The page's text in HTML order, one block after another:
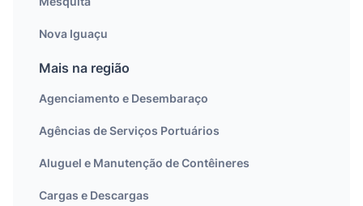
Nova Iguaçu
Mais na região
Agenciamento e Desembaraço
Agências de Serviços Portuários
Aluguel e Manutenção de Contêineres
Cargas e Descargas